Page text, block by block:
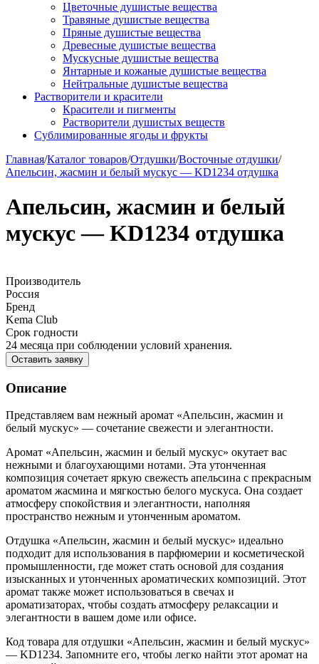
Цветочные душистые вещества
Травяные душистые вещества
Пряные душистые вещества
Древесные душистые вещества
Мускусные душистые вещества
Янтарные и кожаные душистые вещества
Нейтральные душистые вещества
Растворители и красители
Красители и пигменты
Растворители душистых веществ
Сублимированные ягоды и фрукты
Главная/Каталог товаров/Отдушки/Восточные отдушки/
Апельсин, жасмин и белый мускус — KD1234 отдушка
Апельсин, жасмин и белый
мускус — KD1234 отдушка
Производитель
Россия
Бренд
Kema Club
Срок годности
24 месяца при соблюдении условий хранения.
Оставить заявку
Описание
Представляем вам нежный аромат «Апельсин, жасмин и
белый мускус» — сочетание свежести и элегантности.
Аромат «Апельсин, жасмин и белый мускус» окутает вас
нежными и благоухающими нотами. Эта утонченная
композиция сочетает яркую свежесть апельсина с прекрасным
ароматом жасмина и мягкостью белого мускуса. Она создает
атмосферу спокойствия и элегантности, наполняя
пространство нежным и утонченным ароматом.
Отдушка «Апельсин, жасмин и белый мускус» идеально
подходит для использования в парфюмерии и косметической
промышленности, где может стать основой для создания
изысканных и утонченных ароматических композиций. Этот
аромат также может использоваться в свечах и
ароматизаторах, чтобы создать атмосферу релаксации и
элегантности в вашем доме или офисе.
Код товара для отдушки «Апельсин, жасмин и белый мускус»
— KD1234. Запомните его, чтобы легко найти этот аромат на